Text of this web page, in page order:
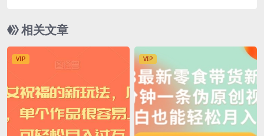
地，单号日产500+，轻松赚钱的秘密武器)
相关文章
VIP VIP